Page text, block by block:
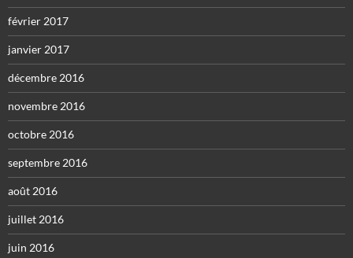
février 2017
janvier 2017
décembre 2016
novembre 2016
octobre 2016
septembre 2016
août 2016
juillet 2016
juin 2016